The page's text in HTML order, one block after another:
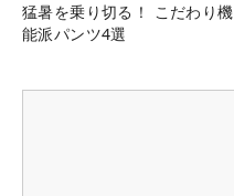
猛暑を乗り切る！ こだわり機
能派パンツ4選